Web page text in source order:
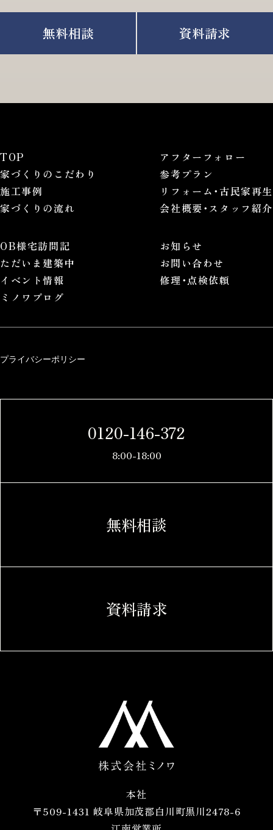
無料相談 資料請求
TOP
家づくりのこだわり
施工事例
家づくりの流れ
OB様宅訪問記
ただいま建築中
イベント情報
ミノワブログ
アフターフォロー
参考プラン
リフォーム･古民家再生
会社概要･スタッフ紹介
お知らせ
お問い合わせ
修理･点検依頼
プライバシーポリシー
0120-146-372
8:00-18:00
無料相談
資料請求
本社
〒509-1431 岐阜県加茂郡白川町黒川2478-6